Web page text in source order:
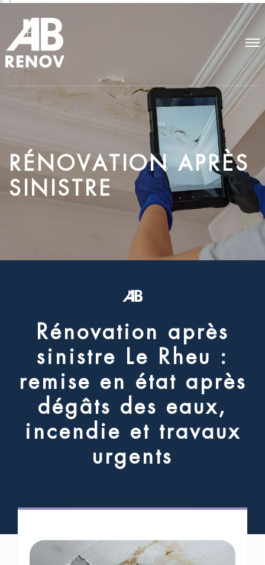
RÉNOVATION APRÈS
SIN ISTRE
Rénovation après
sinistre Le R heu :
remise en état après
d égâts d es eaux,
incend ie et travaux
urgents